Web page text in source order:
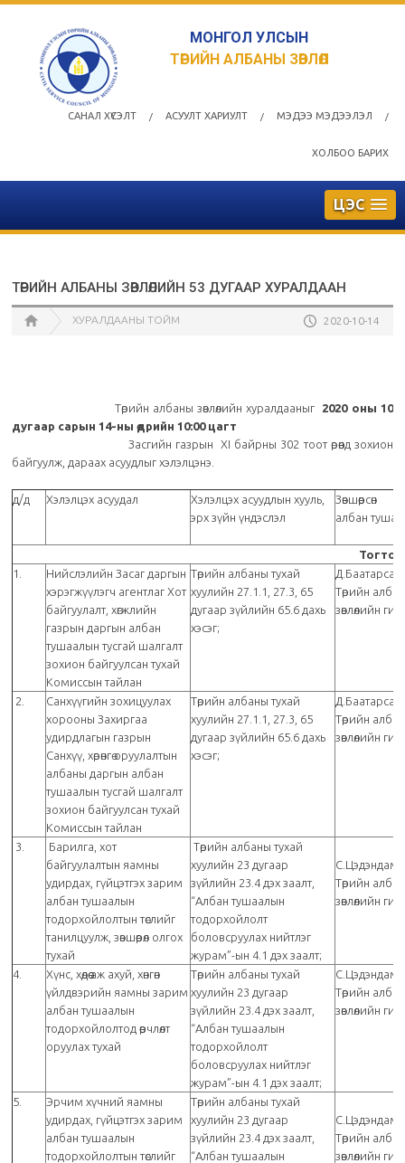
МОНГОЛ УЛСЫН
ТӨРИЙН АЛБАНЫ ЗӨВЛӨЛ
САНАЛ ХҮСЭЛТ / АСУУЛТ ХАРИУЛТ / МЭДЭЭ МЭДЭЭЛЭЛ /
ХОЛБОО БАРИХ
ЦЭС
ТӨРИЙН АЛБАНЫ ЗӨВЛӨЛИЙН 53 ДУГААР ХУРАЛДААН
ХУРАЛДААНЫ ТОЙМ 2020-10-14
Төрийн албаны зөвлөлийн хуралдааныг 2020 оны 10
дугаар сарын 14-ны өдрийн 10:00цагт
Засгийн газрын XI байрны 302 тоот өрөөнд зохион
байгуулж, дараах асуудлыг хэлэлцэнэ.
д/д Хэлэлцэх асуудал
Хэлэлцэх асуудлын хууль,
эрх зүйн үндэслэл
Зөвшөөрсөн
албан
1.
Нийслэлийн Засаг даргын
хэрэгжүүлэгч агентлаг Хот
байгуулалт, хөгжлийн
газрын даргын албан
тушаалын тусгай шалгалт
зохион байгуулсан тухай
Комиссын тайлан
Төрийн албаны тухай
хуулийн 27.1.1, 27.3, 65
дугаар зүйлийн 65.6 дахь
хэсэг;
Төрийн
зөвлөлийн
2.
Санхүүгийн зохицуулах
хорооны Захиргаа
удирдлагын газрын
Санхүү, хөрөнгө оруулалтын
албаны даргын албан
тушаалын тусгай шалгалт
зохион байгуулсан тухай
Комиссын тайлан
Төрийн албаны тухай
хуулийн 27.1.1, 27.3, 65
дугаар зүйлийн 65.6 дахь
хэсэг;
Төрийн
зөвлөлийн
3.
Барилга, хот
байгуулалтын яамны
удирдах, гүйцэтгэх зарим
албан тушаалын
тодорхойлолтын төслийг
танилцуулж, зөвшөөрөл олгох
тухай
Төрийн албаны тухай
хуулийн 23 дугаар
зүйлийн 23.4 дэх заалт,
“Албан тушаалын
тодорхойлолт
боловсруулах нийтлэг
журам”-ын 4.1 дэх заалт;
Төрийн
зөвлөлийн
4.
Хүнс, хөдөө аж ахуй, хөнгөн
үйлдвэрийн яамны зарим
албан тушаалын
тодорхойлолтод өөрчлөлт
оруулах тухай
Төрийн албаны тухай
хуулийн 23 дугаар
зүйлийн 23.4 дэх заалт,
“Албан тушаалын
тодорхойлолт
боловсруулах нийтлэг
журам”-ын 4.1 дэх заалт;
Төрийн
зөвлөлийн
5.
Эрчим хүчний яамны
удирдах, гүйцэтгэх зарим
албан тушаалын
тодорхойлолтын төслийг
Төрийн албаны тухай
хуулийн 23 дугаар
зүйлийн 23.4 дэх заалт,
“Албан тушаалын
Төрийн
зөвлөлийн